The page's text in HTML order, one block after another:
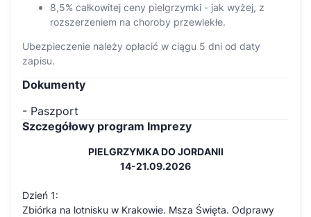
8,5% całkowitej ceny pielgrzymki - jak wyżej, z
rozszerzeniem na choroby przewlekłe.
Ubezpieczenie należy opłacić w ciągu 5 dni od daty
zapisu.
Dokumenty
- Paszport
Szczegółowy program Imprezy
PIELGRZYMKA DO JORDANII
14-21.09.2026
Dzień 1:
Zbiórka na lotnisku w Krakowie. Msza Święta. Odprawy